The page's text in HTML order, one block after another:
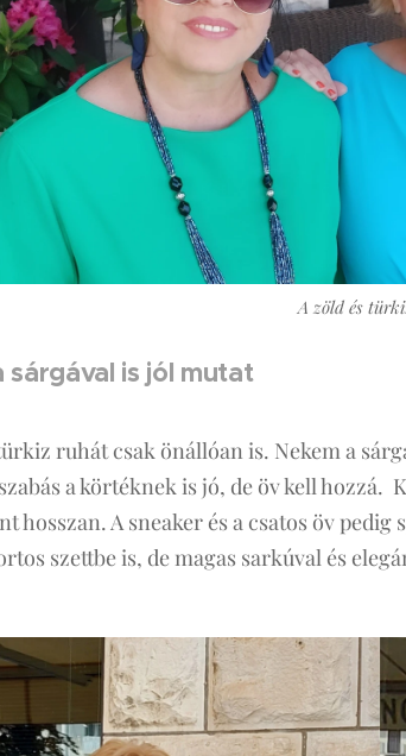
A zöld és
sárgával is jól mutat
ruhát csak önállóan is. Nekem a
a körtéknek is jó, de öv kell
hosszan. A sneaker és a csatos öv
szettbe is, de magas sarkúval és